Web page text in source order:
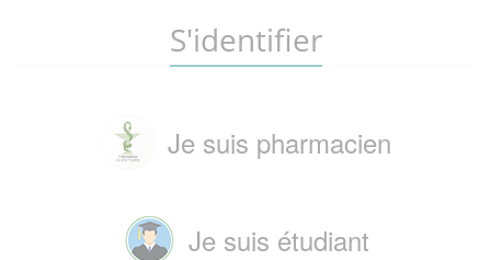
S'identifier
Je suis pharmacien
Je suis étudiant